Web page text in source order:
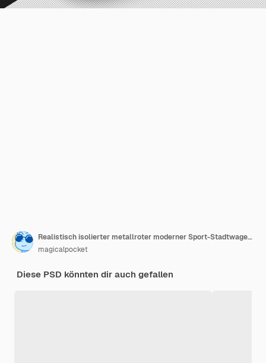
Realistisch isolierter metallroter moderner Sport-Stadtwagen von oben links vorne
magicalpocket
Diese PSD könnten dir auch gefallen